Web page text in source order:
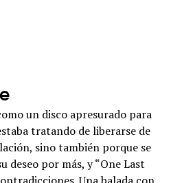
un disco apresurado para
tratando de liberarse de
sino también porque se
deseo por más, y “One Last